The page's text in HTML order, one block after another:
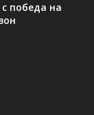
победа на